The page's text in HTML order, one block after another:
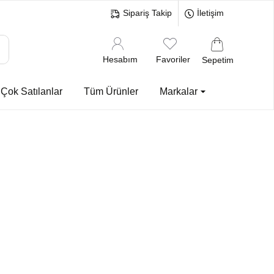
Sipariş Takip İletişim
Hesabım Favoriler Sepetim
Çok Satılanlar Tüm Ürünler Markalar